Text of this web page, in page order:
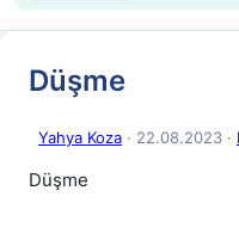
Düşme
Yahya Koza · 22.08.2023 ·
Düşme